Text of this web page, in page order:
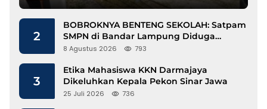
2
BOBROKNYA BENTENG SEKOLAH: Satpam
SMPN di Bandar Lampung Diduga
Lecehkan Siswi
8 Agustus 2026 793
3
Etika Mahasiswa KKN Darmajaya
Dikeluhkan Kepala Pekon Sinar Jawa
25 Juli 2026 736